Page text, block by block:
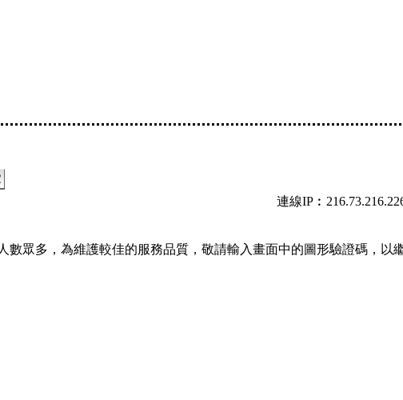
連線
數眾多，為維護較佳的服務品質，敬請輸入畫面中的圖形驗證碼，以